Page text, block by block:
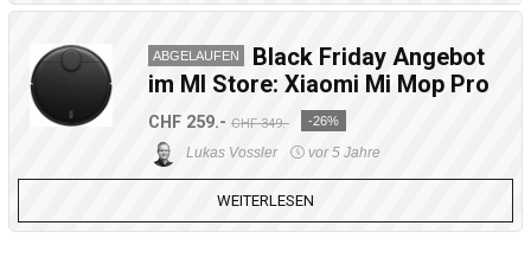
ABGELAUFEN
Black Friday Angebot
im MI Store: Xiaomi Mi Mop Pro
CHF 259.- CHF 349.- -26%
Lukas Vossler vor 5 Jahre
WEITERLESEN